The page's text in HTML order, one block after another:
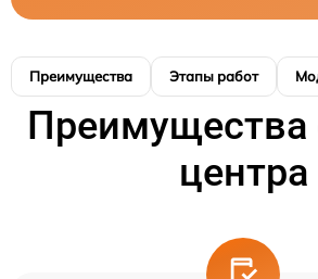
Преимущества Этапы работ
Преимущества
центра